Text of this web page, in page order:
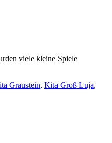
viele kleine Spiele
Graustein, Kita Groß Luja,